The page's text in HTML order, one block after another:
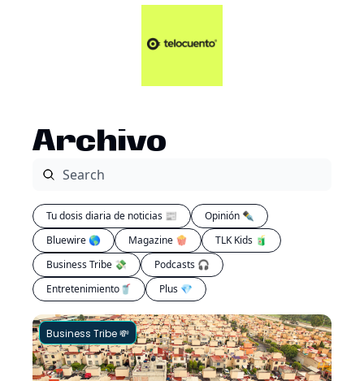
Artículos 📑
Plus 💎
Archivo
Tu dosis diaria de noticias 📰
Opinión ✒️
Bluewire 🌎
Magazine 🍿
TLK Kids 🧃
Business Tribe 💸
Podcasts 🎧
Entretenimiento🥤
Plus 💎
Business Tribe 💸